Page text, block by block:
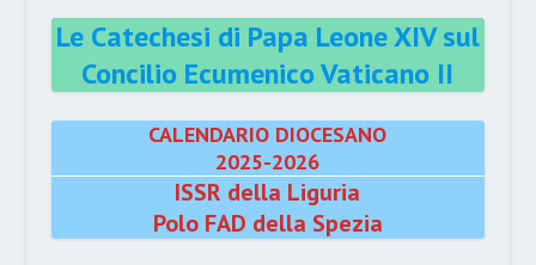
Le Catechesi di Papa Leone XIV sul
Concilio Ecumenico Vaticano II
CALENDARIO DIOCESANO
2025-2026
ISSR della Liguria
Polo FAD della Spezia